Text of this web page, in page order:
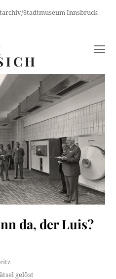
Stadtmuseum Innsbruck
da, der Luis?
gelöst